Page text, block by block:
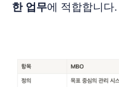
한 업무에 적합합니다.